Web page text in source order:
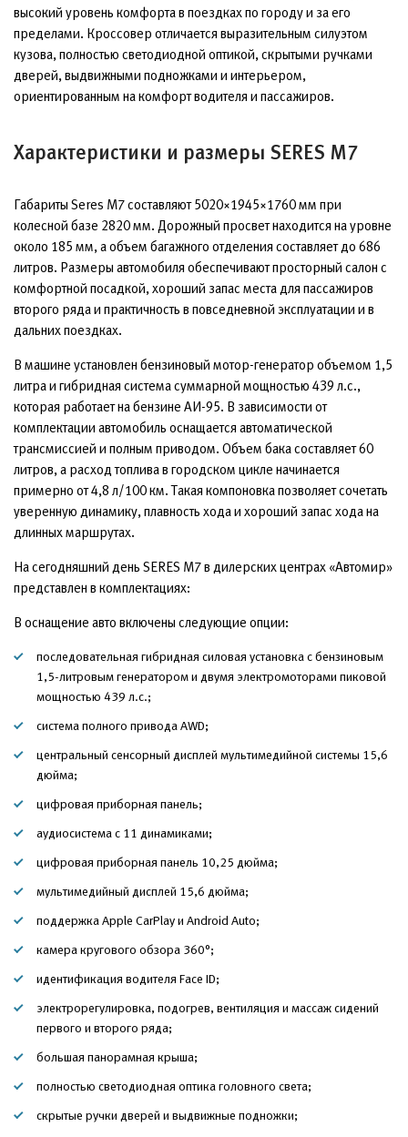
высокий уровень комфорта в поездках по городу и за его
пределами. Кроссовер отличается выразительным силуэтом
кузова, полностью светодиодной оптикой, скрытыми ручками
дверей, выдвижными подножками и интерьером,
ориентированным на комфорт водителя и пассажиров.
Характеристики и размеры SERES M7
Габариты Seres M7 составляют 5020×1945×1760 мм при
колесной базе 2820 мм. Дорожный просвет находится на уровне
около 185 мм, а объем багажного отделения составляет до 686
литров. Размеры автомобиля обеспечивают просторный салон с
комфортной посадкой, хороший запас места для пассажиров
второго ряда и практичность в повседневной эксплуатации и в
дальних поездках.
В машине установлен бензиновый мотор-генератор объемом 1,5
литра и гибридная система суммарной мощностью 439 л.с.,
которая работает на бензине АИ-95. В зависимости от
комплектации автомобиль оснащается автоматической
трансмиссией и полным приводом. Объем бака составляет 60
литров, а расход топлива в городском цикле начинается
примерно от 4,8 л/100 км. Такая компоновка позволяет сочетать
уверенную динамику, плавность хода и хороший запас хода на
длинных маршрутах.
На сегодняшний день SERES M7 в дилерских центрах «Автомир»
представлен в комплектациях:
В оснащение авто включены следующие опции:
последовательная гибридная силовая установка с бензиновым
1,5-литровым генератором и двумя электромоторами пиковой
мощностью 439 л.с.;
система полного привода AWD;
центральный сенсорный дисплей мультимедийной системы 15,6
дюйма;
цифровая приборная панель;
аудиосистема с 11 динамиками;
цифровая приборная панель 10,25 дюйма;
мультимедийный дисплей 15,6 дюйма;
поддержка Apple CarPlay и Android Auto;
камера кругового обзора 360°;
идентификация водителя Face ID;
электрорегулировка, подогрев, вентиляция и массаж сидений
первого и второго ряда;
большая панорамная крыша;
полностью светодиодная оптика головного света;
скрытые ручки дверей и выдвижные подножки;